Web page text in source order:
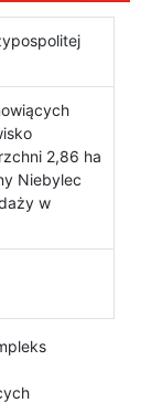
2,86 ha
Niebylec
w